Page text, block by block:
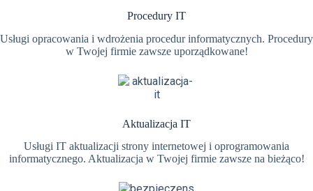
Procedury IT
Usługi opracowania i wdrożenia procedur informatycznych. Procedury
w Twojej firmie zawsze uporządkowane!
Aktualizacja IT
Usługi IT aktualizacji strony internetowej i oprogramowania
informatycznego. Aktualizacja w Twojej firmie zawsze na bieżąco!